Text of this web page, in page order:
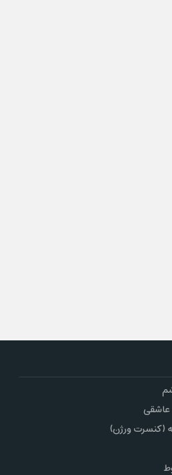
عاشقی
(کنسرت ورژن)